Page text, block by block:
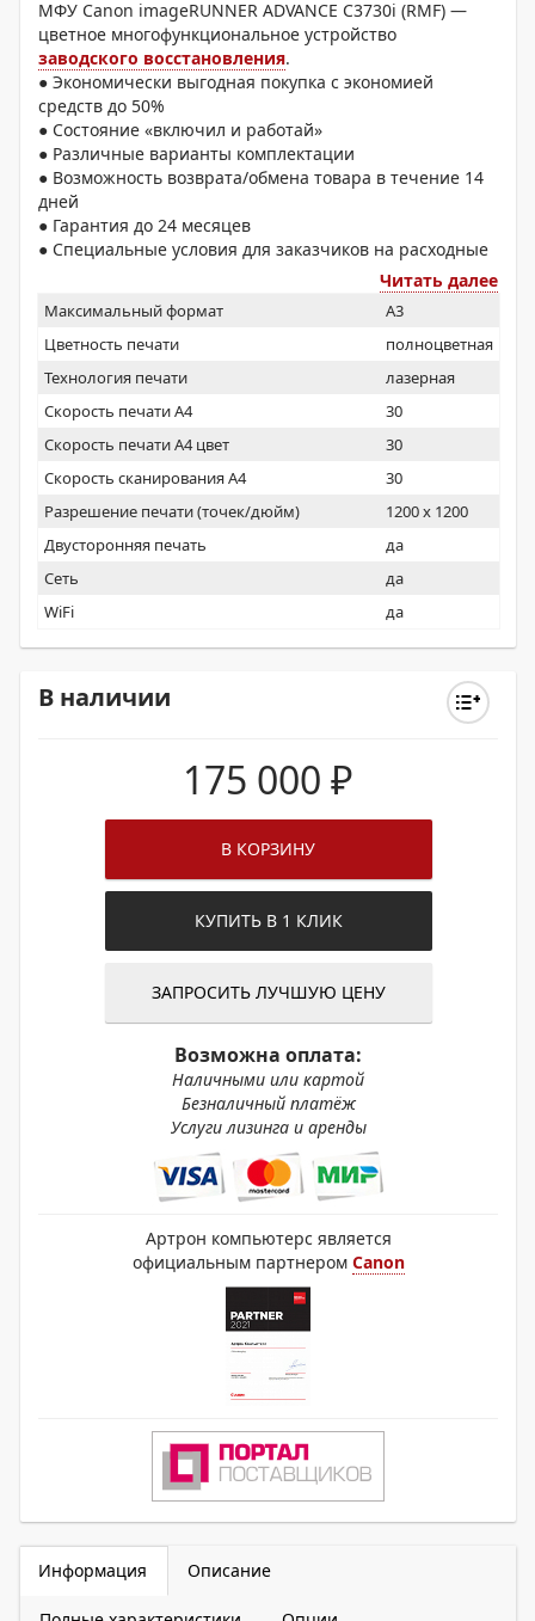
МФУ Canon imageRUNNER ADVANCE C3730i (RMF) —
цветное многофункциональное устройство
заводского восстановления.
● Экономически выгодная покупка с экономией
средств до 50%
● Состояние «включил и работай»
● Различные варианты комплектации
● Возможность возврата/обмена товара в течение 14
дней
● Гарантия до 24 месяцев
● Специальные условия для заказчиков на расходные
Читать далее
Максимальный формат
A3
Цветность печати
полноцветная
Технология печати
лазерная
Скорость печати А4
30
Скорость печати А4 цвет
30
Скорость сканирования А4
30
Разрешение печати (точек/дюйм)
1200 x 1200
Двусторонняя печать
да
Сеть
да
WiFi
да
В наличии
175 000 ₽
В КОРЗИНУ
КУПИТЬ В 1 КЛИК
ЗАПРОСИТЬ ЛУЧШУЮ ЦЕНУ
Возможна оплата:
Наличными или картой
Безналичный платёж
Услуги лизинга и аренды
Артрон компьютерс является
официальным партнером Canon
Информация Описание